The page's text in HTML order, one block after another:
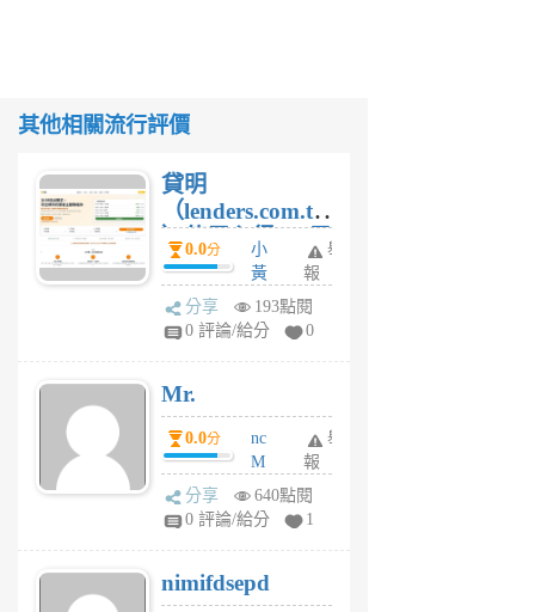
其他相關流行評價
貸明
（lenders.com.tw
）使用心得 — 民
間貸款比較平台
體驗
0.0分
小
黃
蜂
1
舉
報
分享
193點閱
0 評論/給分
0
Mr.
0.0分
nc
M
U
F
U
5
舉
報
分享
640點閱
0 評論/給分
1
nimifdsepd